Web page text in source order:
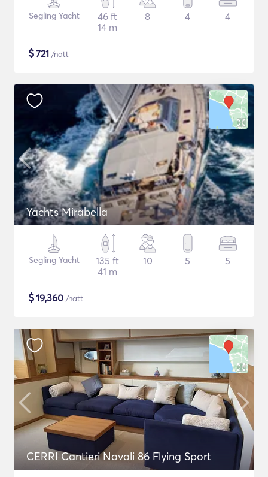
Segling Yacht
46 ft
14 m
8 4 4
$721 /natt
Yachts Mirabella
Segling Yacht
135 ft
41 m
10 5 5
$19,360 /natt
CERRI Cantieri Navali 86 Flying Sport